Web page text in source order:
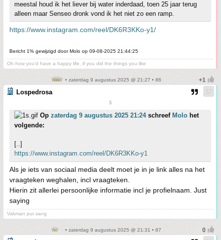
meestal houd ik het liever bij water inderdaad, toen 25 jaar terug
alleen maar Senseo dronk vond ik het niet zo een ramp.
https://www.instagram.com/reel/DK6R3KKo-y1/
Bericht 1% gewijzigd door Molo op 09-08-2025 21:44:25
Oh how you'd have a happy life, if you did the things you like
• zaterdag 9 augustus 2025 @ 21:27 • 86
Lospedrosa
$
Op zaterdag 9 augustus 2025 21:24schreef Molo het
volgende:
[..]
https://www.instagram.com/reel/DK6R3KKo-y1
Als je iets van sociaal media deelt moet je in je link alles na het
vraagteken weghalen, incl vraagteken.
Hierin zit allerlei persoonlijke informatie incl je profielnaam. Just
saying
Vakman pur sang
• zaterdag 9 augustus 2025 @ 21:31 • 87